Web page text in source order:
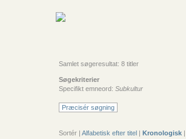
Samlet søgeresultat: 8 titler
Søgekriterier
Specifikt emneord: Subkultur
Præcisér søgning
Sortér | Alfabetisk efter titel | Kronologisk |